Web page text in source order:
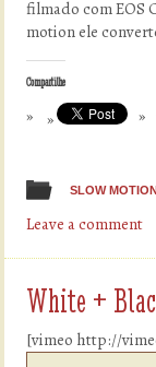
filmado com EOS
motion ele
Compartilhe
SLOW
Leave a comment
White +
[vimeo http://